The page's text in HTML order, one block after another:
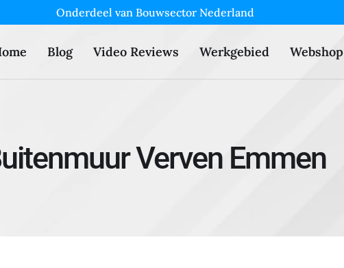
Onderdeel van Bouwsector Nederland
Blog Video Reviews Werkgebied Webshop
Verven Emmen